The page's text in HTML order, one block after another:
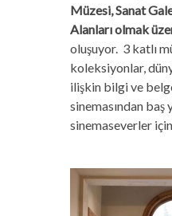
Müzesi, Sanat
Alanları olmak
oluşuyor. 3 katlı
koleksiyonlar,
ilişkin bilgi ve
sinemasından baş
sinemaseverler